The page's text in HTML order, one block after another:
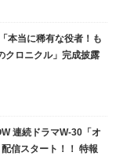
本当に稀有な役者！も
クロニクル」完成披露
連続ドラマW-30「オ
信スタート！！ 特報